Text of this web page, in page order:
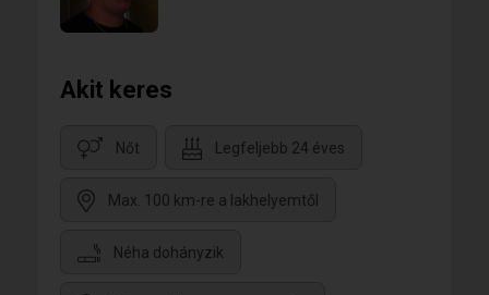
Akit keres
Nőt Legfeljebb 24 éves
Max. 100 km-re a lakhelyemtől
Néha dohányzik